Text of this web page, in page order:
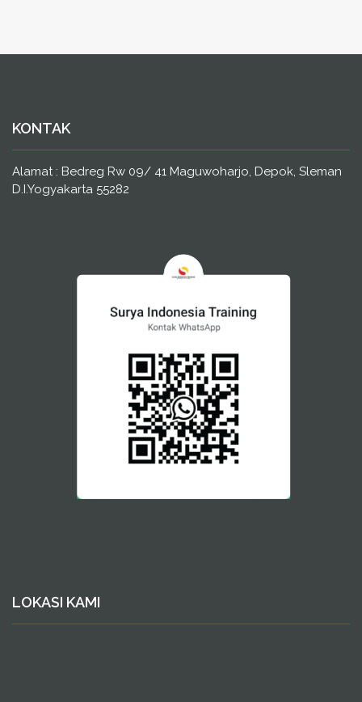
KONTAK
Alamat : Bedreg Rw 09/ 41 Maguwoharjo, Depok, Sleman
D.I.Yogyakarta 55282
LOKASI KAMI